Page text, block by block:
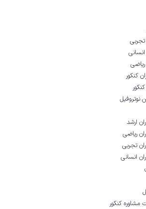
کنکور
نوتروفیل
ارشد
ریاضی
تجربی
انسانی
مشاوره‌ کنکور